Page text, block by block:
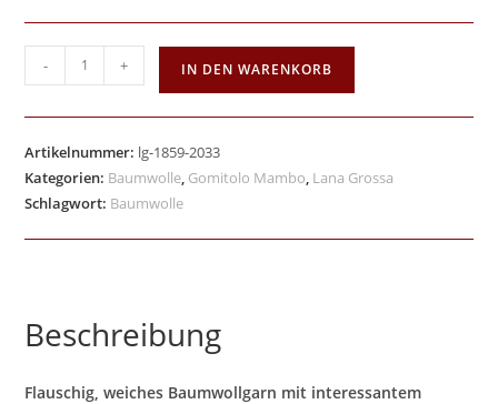
- + IN DEN WARENKORB
Artikelnummer: lg-1859-2033
Kategorien: Baumwolle, Gomitolo Mambo, Lana Grossa
Schlagwort: Baumwolle
Beschreibung
Flauschig, weiches Baumwollgarn mit interessantem